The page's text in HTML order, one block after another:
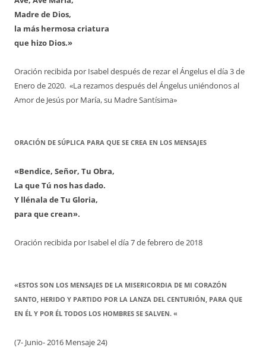
Madre de Dios,
la más hermosa criatura
que hizo Dios.»
Oración recibida por Isabel después de rezar el Ángelus el día 3 de
Enero de 2020. «La rezamos después del Ángelus uniéndonos al
Amor de Jesús por María, su Madre Santísima»
ORACIÓN DE SÚPLICA PARA QUE SE CREA EN LOS MENSAJES
«Bendice, Señor, Tu Obra,
La que Tú nos has dado.
Y llénala de Tu Gloria,
para que crean».
Oración recibida por Isabel el día 7 de febrero de 2018
«ESTOS SON LOS MENSAJES DE LA MISERICORDIA DE MI CORAZÓN
SANTO, HERIDO Y PARTIDO POR LA LANZA DEL CENTURIÓN, PARA QUE
EN ÉL Y POR ÉL TODOS LOS HOMBRES SE SALVEN. «
(7- Junio- 2016 Mensaje 24)